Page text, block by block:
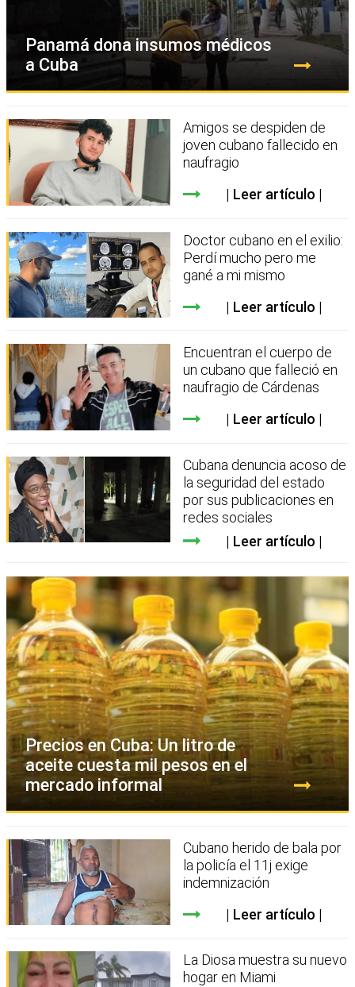
Panamá dona insumos médicos
a Cuba
Amigos se despiden de
joven cubano fallecido en
naufragio
Leer artículo
Doctor cubano en el exilio:
Perdí mucho pero me
gané a mi mismo
Leer artículo
Encuentran el cuerpo de
un cubano que falleció en
naufragio de Cárdenas
Leer artículo
Cubana denuncia acoso de
la seguridad del estado
por sus publicaciones en
redes sociales
Leer artículo
Precios en Cuba: Un litro de
aceite cuesta mil pesos en el
mercado informal
Cubano herido de bala por
la policía el 11j exige
indemnización
Leer artículo
La Diosa muestra su nuevo
hogar en Miami